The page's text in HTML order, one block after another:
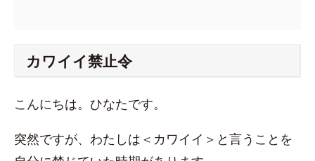
カワイイ禁止令
こんにちは。ひなたです。
突然ですが、わたしは＜カワイイ＞と言うことを